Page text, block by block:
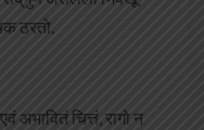
ठरतो.
अभावितं चित्तं, रागो न